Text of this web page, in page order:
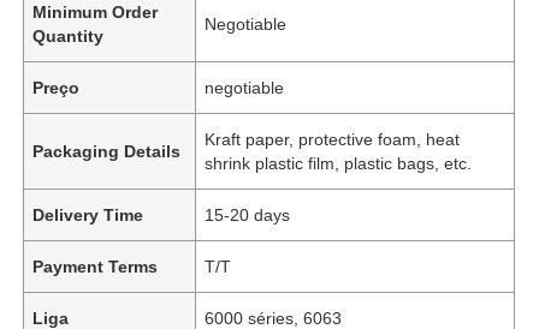
Minimum Order
Quantity
Negotiable
Preço negotiable
Packaging Details
Kraft paper, protective foam, heat
shrink plastic film, plastic bags, etc.
Delivery Time 15-20 days
Payment Terms T/T
Liga 6000 séries, 6063